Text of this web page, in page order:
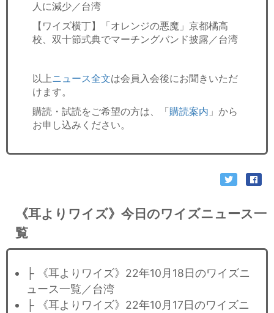
人に減少／台湾
【ワイズ横丁】「オレンジの悪魔」京都橘高
校、双十節式典でマーチングバンド披露／台湾
以上ニュース全文は会員入会後にお聞きいただ
けます。
購読・試読をご希望の方は、「購読案内 」から
お申し込みください。
《耳よりワイズ》今日のワイズニュース一
覧
├ 《耳よりワイズ》22年10月18日のワイズニ
ュース一覧／台湾
├ 《耳よりワイズ》22年10月17日のワイズニ